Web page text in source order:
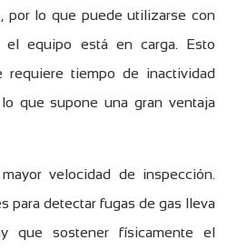
por lo que puede utilizarse con
el equipo está en carga. Esto
requiere tiempo de inactividad
que supone una gran ventaja
velocidad de inspección.
para detectar fugas de gas lleva
que sostener físicamente el